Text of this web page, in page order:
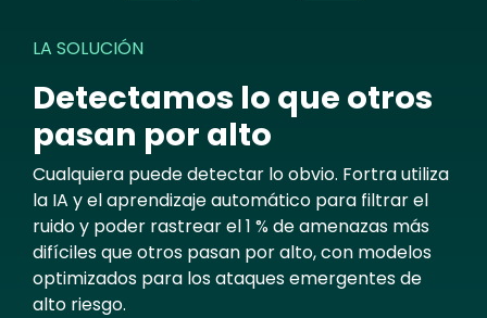
LA SOLUCIÓN
Detectamos lo que otros
pasan por alto
Cualquiera puede detectar lo obvio. Fortra utiliza
la IA y el aprendizaje automático para filtrar el
ruido y poder rastrear el 1 % de amenazas más
difíciles que otros pasan por alto, con modelos
optimizados para los ataques emergentes de
alto riesgo.